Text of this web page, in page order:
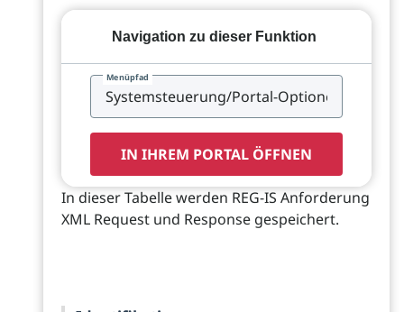
Navigation zu dieser Funktion
Menüpfad
IN IHREM PORTAL ÖFFNEN
In dieser Tabelle werden REG-IS Anforderung
XML Request und Response gespeichert.